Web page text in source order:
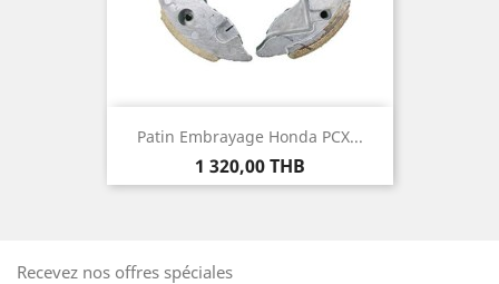
Patin Embrayage Honda PCX...
Prix
1 320,00 THB
Recevez nos offres spéciales